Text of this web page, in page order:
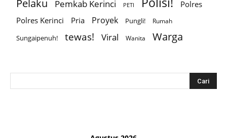
Pelaku Pemkab Kerinci PETI
Polres
Polres Kerinci
Pria Proyek Pungli! Rumah
Sungaipenuh! tewas! Viral Wanita Warga